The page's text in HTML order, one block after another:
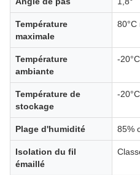
Température
maximale
80°C
Température
ambiante
-
Température de
stockage
-
Plage d'humidité 85%
Isolation du fil
émaillé